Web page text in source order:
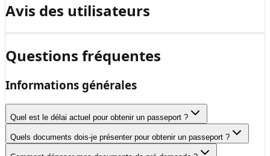
Avis des utilisateurs
Questions fréquentes
Informations générales
Quel est le délai actuel pour obtenir un passeport ?
Quels documents dois-je présenter pour obtenir un passeport ?